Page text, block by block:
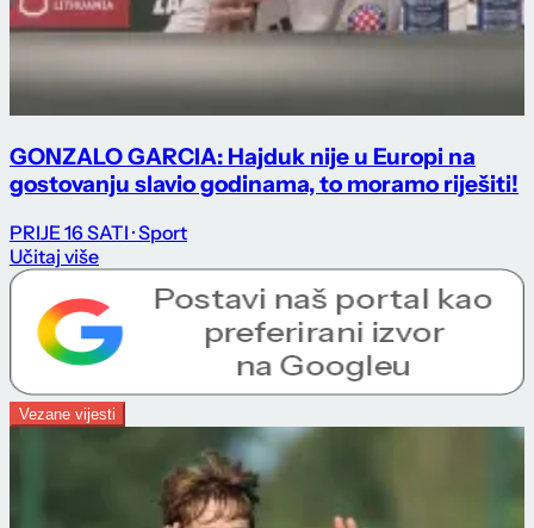
GONZALO GARCIA: Hajduk nije u Europi na
gostovanju slavio godinama, to moramo riješiti!
PRIJE 16 SATI · Sport
Učitaj više
Vezane vijesti